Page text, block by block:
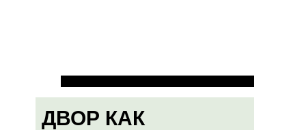
ДВОР КАК